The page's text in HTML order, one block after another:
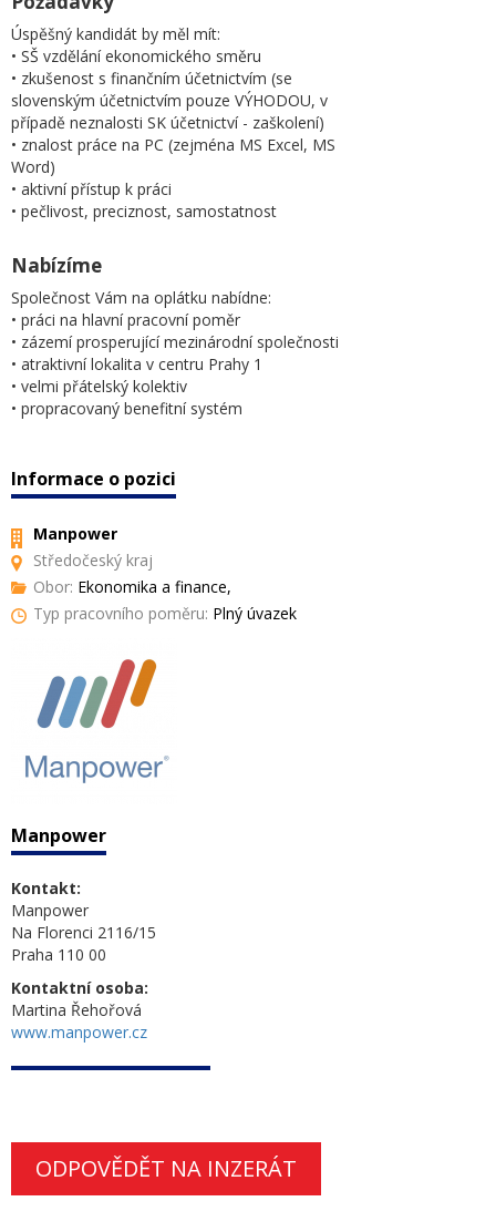
Úspěšný kandidát by měl mít:
• SŠ vzdělání ekonomického směru
• zkušenost s finančním účetnictvím (se
slovenským účetnictvím pouze VÝHODOU, v
případě neznalosti SK účetnictví - zaškolení)
• znalost práce na PC (zejména MS Excel, MS
Word)
• aktivní přístup k práci
• pečlivost, preciznost, samostatnost
Nabízíme
Společnost Vám na oplátku nabídne:
• práci na hlavní pracovní poměr
• zázemí prosperující mezinárodní společnosti
• atraktivní lokalita v centru Prahy 1
• velmi přátelský kolektiv
• propracovaný benefitní systém
Informace o pozici
Manpower
Středočeský kraj
Obor: Ekonomika a finance,
Typ pracovního poměru: Plný úvazek
Manpower
Kontakt:
Manpower
Na Florenci 2116/15
Praha 110 00
Kontaktní osoba:
Martina Řehořová
www.manpower.cz
ODPOVĚDĚT NA INZERÁT